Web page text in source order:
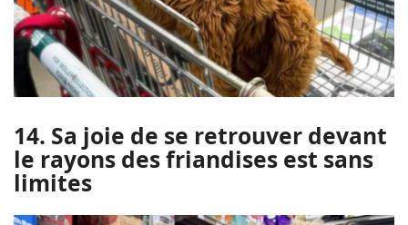
14. Sa joie de se retrouver devant
le rayons des friandises est sans
limites